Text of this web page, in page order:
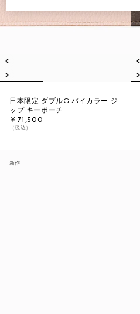
日本限定 ダブルG バイカラー ジ
ップ キーポーチ
￥71,500
（税込）
新作